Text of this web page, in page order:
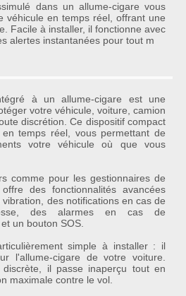
dans un allume-cigare vous
véhicule en temps réel, offrant une
Facile à installer, il fonctionne avec
alertes instantanées pour tout m
à un allume-cigare est une
votre véhicule, voiture, camion
discrétion. Ce dispositif compact
temps réel, vous permettant de
votre véhicule où que vous
comme pour les gestionnaires de
des fonctionnalités avancées
des notifications en cas de
des alarmes en cas de
un bouton SOS.
simple à installer : il
l'allume-cigare de votre voiture.
il passe inaperçu tout en
maximale contre le vol.